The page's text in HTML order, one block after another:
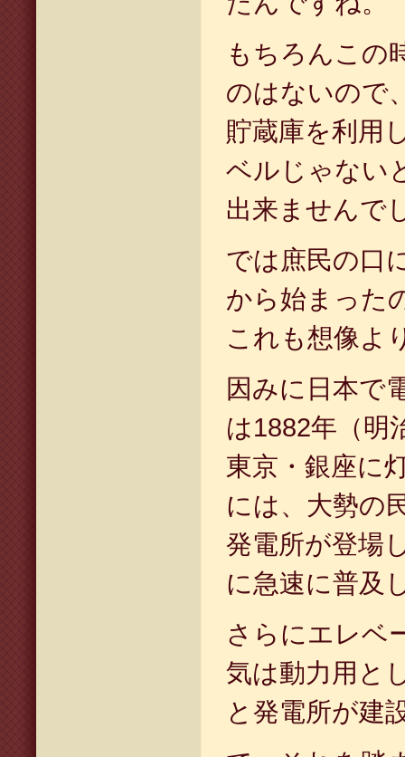
もちろんこの
のはないので
貯蔵庫を利用
ベルじゃない
出来ませんで
では庶民の口
から始まった
これも想像よ
因みに日本で
は1882年（明
東京・銀座に
には、大勢の
発電所が登場
に急速に普及
さらにエレベ
気は動力用と
と発電所が建